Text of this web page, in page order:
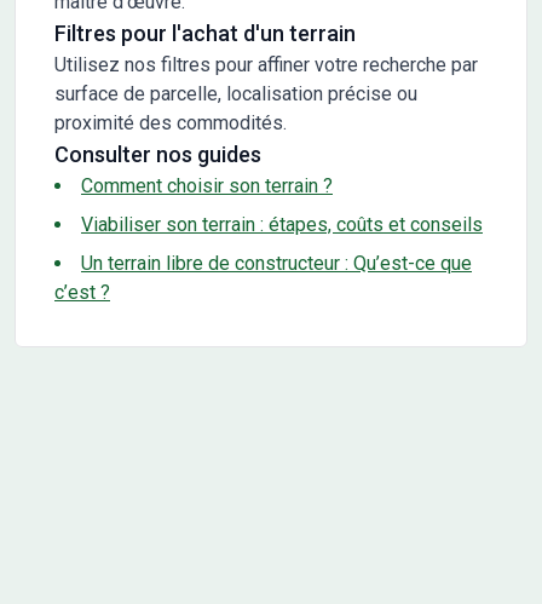
Filtres pour l'achat d'un terrain
Utilisez nos filtres pour affiner votre recherche par
surface de parcelle, localisation précise ou
proximité des commodités.
Consulter nos guides
Comment choisir son terrain ?
Viabiliser son terrain : étapes, coûts et conseils
Un terrain libre de constructeur : Qu’est-ce que
c’est ?